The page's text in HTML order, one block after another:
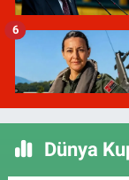
6
Dünya